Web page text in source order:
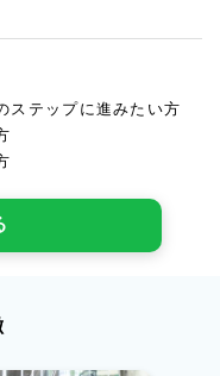
ステップに進みたい方